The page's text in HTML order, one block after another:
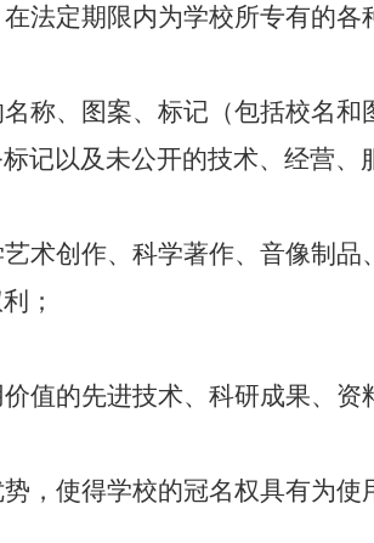
法定期限内为学校所专有的各
称、图案、标记（包括校名和
记以及未公开的技术、经营、
术创作、科学著作、音像制品
；
值的先进技术、科研成果、资
，使得学校的冠名权具有为使